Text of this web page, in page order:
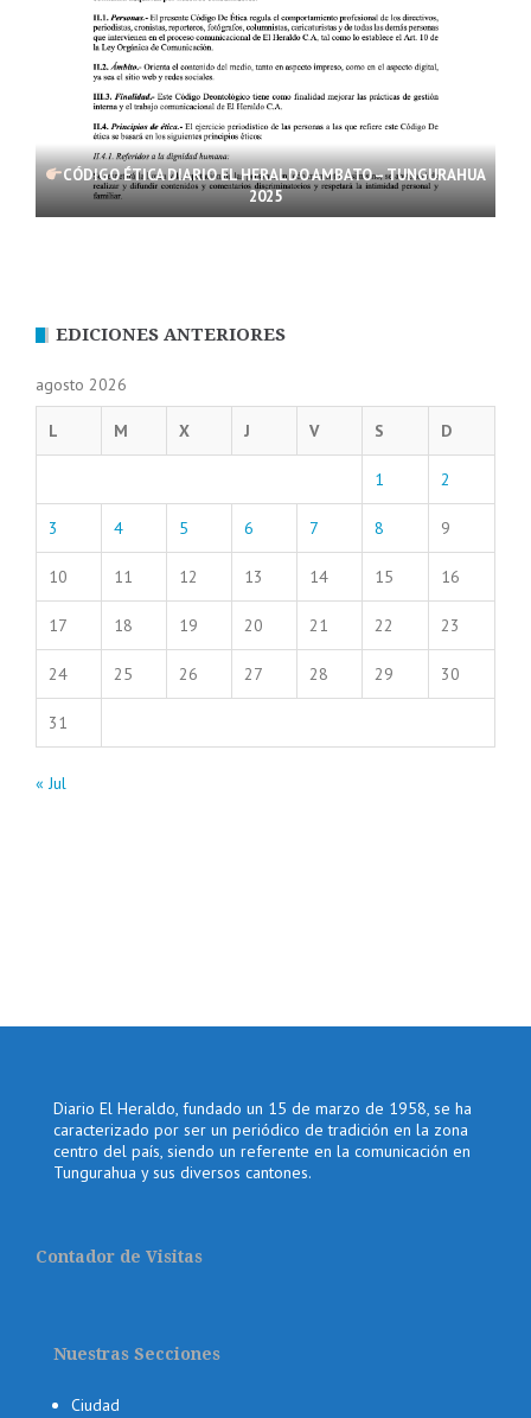
CÓDIGO ÉTICA DIARIO EL HERALDO AMBATO – TUNGURAHUA
2025
EDICIONES ANTERIORES
agosto 2026
L M X J V S D
1 2
3 4 5 6 7 8 9
10 11 12 13 14 15 16
17 18 19 20 21 22 23
24 25 26 27 28 29 30
31
« Jul
Diario El Heraldo, fundado un 15 de marzo de 1958, se ha
caracterizado por ser un periódico de tradición en la zona
centro del país, siendo un referente en la comunicación en
Tungurahua y sus diversos cantones.
Contador de Visitas
Nuestras Secciones
Ciudad